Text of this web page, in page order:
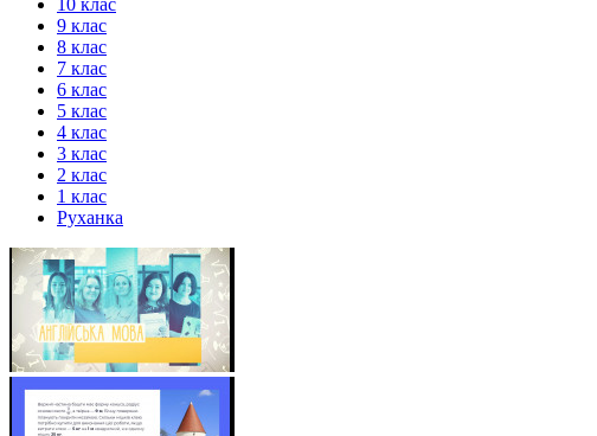
9 клас
8 клас
7 клас
6 клас
5 клас
4 клас
3 клас
2 клас
1 клас
Руханка